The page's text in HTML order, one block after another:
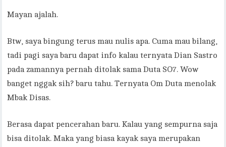
Mayan ajalah.
Btw, saya bingung terus mau nulis apa. Cuma mau bilang,
tadi pagi saya baru dapat info kalau ternyata Dian Sastro
pada zamannya pernah ditolak sama Duta SO7. Wow
banget nggak sih? baru tahu. Ternyata Om Duta menolak
Mbak Disas.
Berasa dapat pencerahan baru. Kalau yang sempurna saja
bisa ditolak. Maka yang biasa kayak saya merupakan